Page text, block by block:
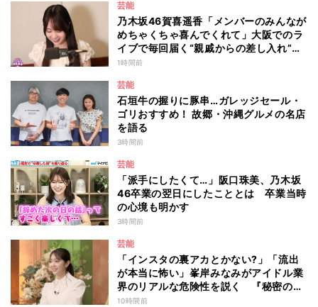
芸能
乃木坂46賀喜遥香「メンバーのみんなが
めちゃくちゃ喜んでくれて」大阪でのラ
イブで毎回届く“親戚からの差し入れ”と
は？
1時間前
芸能
石垣牛の握りに豚串…ガレッジセール・
ゴリおすすめ！ 故郷・沖縄グルメの名店
を語る
3時間前
芸能
「派手にしたくて…」阪口珠美、乃木坂
46卒業の翌日にしたこととは 卒業当時
の心境も明かす
3時間前
芸能
「インスタの裏アカとかない?」「流出
が本当に怖い」峯岸みなみがアイドル業
界のリアルな危険性を説く 『秘密のマ
マ園』特別編
10時間前